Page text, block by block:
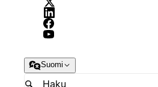
Suomi